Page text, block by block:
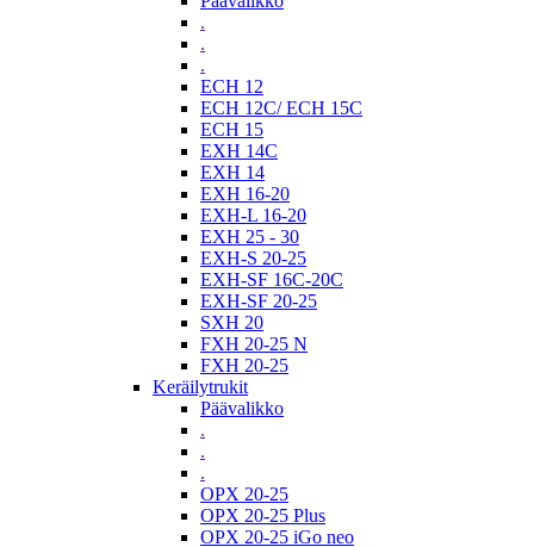
.
.
.
ECH 12
ECH 12C/ ECH 15C
ECH 15
EXH 14C
EXH 14
EXH 16-20
EXH-L 16-20
EXH 25 - 30
EXH-S 20-25
EXH-SF 16C-20C
EXH-SF 20-25
SXH 20
FXH 20-25 N
FXH 20-25
Keräilytrukit
Päävalikko
.
.
.
OPX 20-25
OPX 20-25 Plus
OPX 20-25 iGo neo